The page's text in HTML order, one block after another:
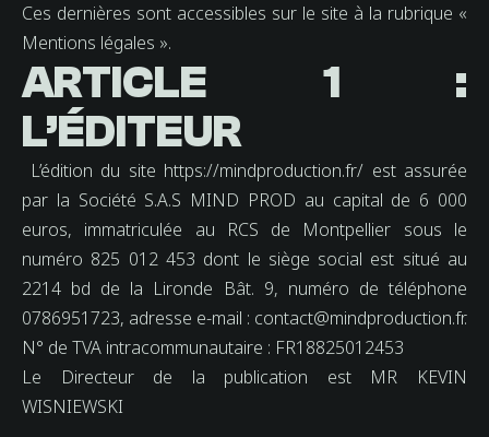
Ces dernières sont accessibles sur le site à la rubrique «
Mentions légales ».
ARTICLE 1 :
L’ÉDITEUR
L’édition du site https://mindproduction.fr/ est assurée
par la Société S.A.S MIND PROD au capital de 6 000
euros, immatriculée au RCS de Montpellier sous le
numéro 825 012 453 dont le siège social est situé au
2214 bd de la Lironde Bât. 9, numéro de téléphone
0786951723, adresse e-mail : contact@mindproduction.fr.
N° de TVA intracommunautaire : FR18825012453
Le Directeur de la publication est MR KEVIN
WISNIEWSKI